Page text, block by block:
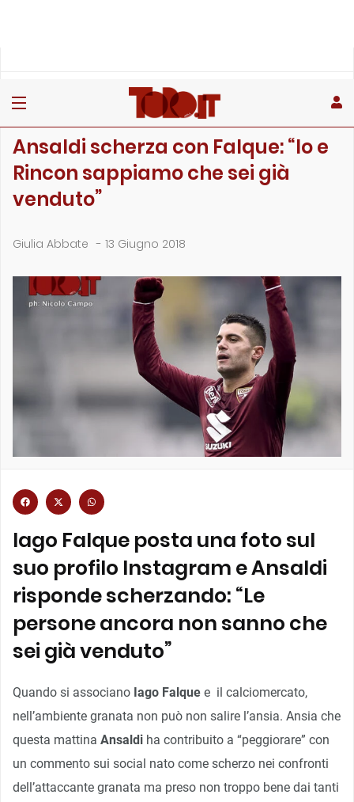
Ansaldi scherza con Falque: “Io e
Rincon sappiamo che sei già
venduto”
Giulia Abbate - 13 Giugno 2018
Iago Falque posta una foto sul
suo profilo Instagram e Ansaldi
risponde scherzando: “Le
persone ancora non sanno che
sei già venduto”
Quando si associano Iago Falque e il calciomercato,
nell’ambiente granata non può non salire l’ansia. Ansia che
questa mattina Ansaldi ha contribuito a “peggiorare” con
un commento sui social nato come scherzo nei confronti
dell’attaccante granata ma preso non troppo bene dai tanti